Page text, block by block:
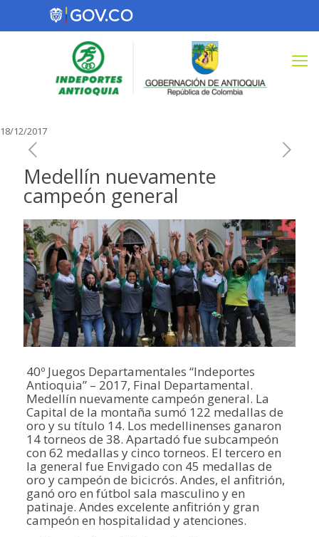
18/12/2017
Medellín nuevamente
campeón general
40º Juegos Departamentales “Indeportes
Antioquia” – 2017, Final Departamental.
Medellín nuevamente campeón general. La
Capital de la montaña sumó 122 medallas de
oro y su título 14. Los medellinenses ganaron
14 torneos de 38. Apartadó fue subcampeón
con 62 medallas y cinco torneos. El tercero en
la general fue Envigado con 45 medallas de
oro y campeón de bicicrós. Andes, el anfitrión,
ganó oro en fútbol sala masculino y en
patinaje. Andes excelente anfitrión y gran
campeón en hospitalidad y atenciones.